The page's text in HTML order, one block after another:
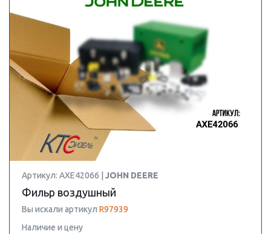
Артикул: AXE42066 | JOHN DEERE
Фильр воздушный
Вы искали артикул R97939
Наличие и цену